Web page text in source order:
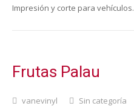
Impresión y corte para vehículos.
Frutas Palau
vanevinyl Sin categoría